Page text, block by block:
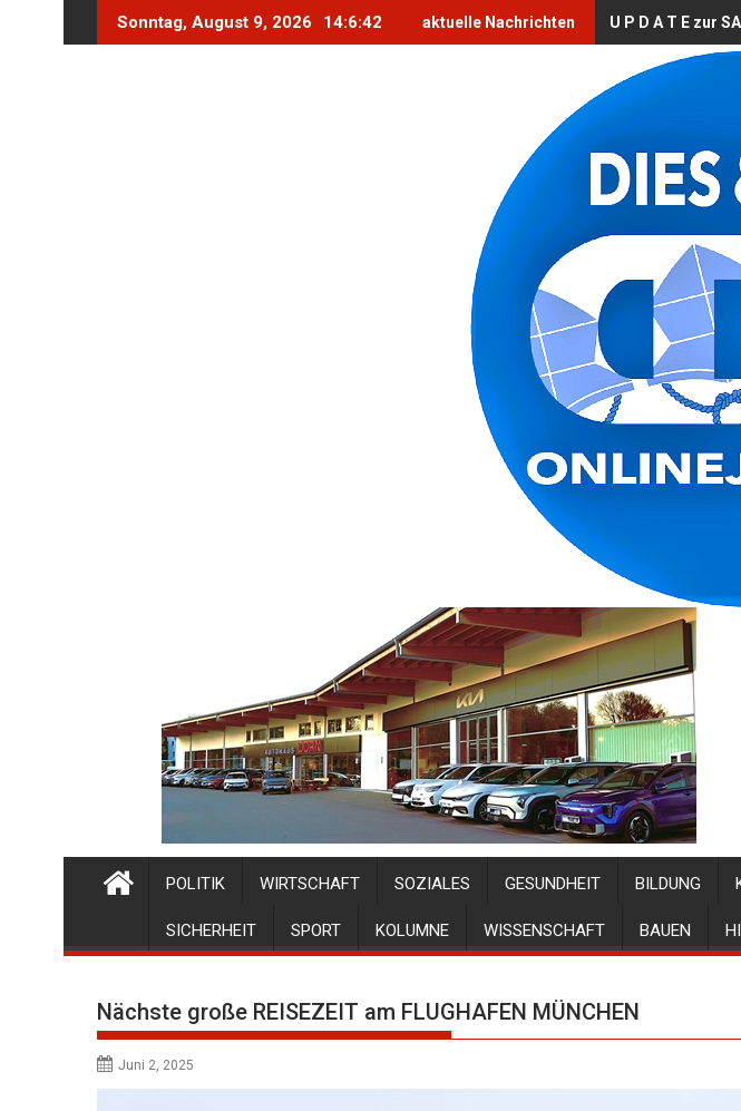
Sonntag, August 9, 2026 14:6:44 aktuelle Nachrichten U P D A T E zur
POLITIK WIRTSCHAFT SOZIALES GESUNDHEIT BILDUNG
SICHERHEIT SPORT KOLUMNE WISSENSCHAFT BAUEN
Nächste große REISEZEIT am FLUGHAFEN MÜNCHEN
Juni 2, 2025